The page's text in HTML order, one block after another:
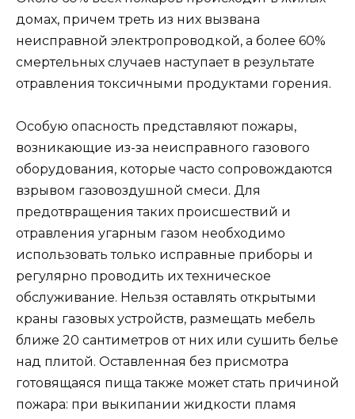
домах, причем треть из них вызвана
неисправной электропроводкой, а более 60%
смертельных случаев наступает в результате
отравления токсичными продуктами горения.
Особую опасность представляют пожары,
возникающие из-за неисправного газового
оборудования, которые часто сопровождаются
взрывом газовоздушной смеси. Для
предотвращения таких происшествий и
отравления угарным газом необходимо
использовать только исправные приборы и
регулярно проводить их техническое
обслуживание. Нельзя оставлять открытыми
краны газовых устройств, размещать мебель
ближе 20 сантиметров от них или сушить белье
над плитой. Оставленная без присмотра
готовящаяся пища также может стать причиной
пожара: при выкипании жидкости пламя